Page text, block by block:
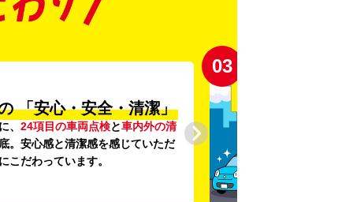
「安心・安全・清潔」
、 24項目の車両点検と車内外の清
。安心感と清潔感を感じていただ
こだわっています。
03